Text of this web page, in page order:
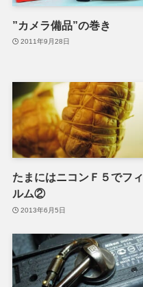
”カメラ備品”の巻き
2011年9月28日
たまにはニコンＦ５でフィ
ルム②
2013年6月5日